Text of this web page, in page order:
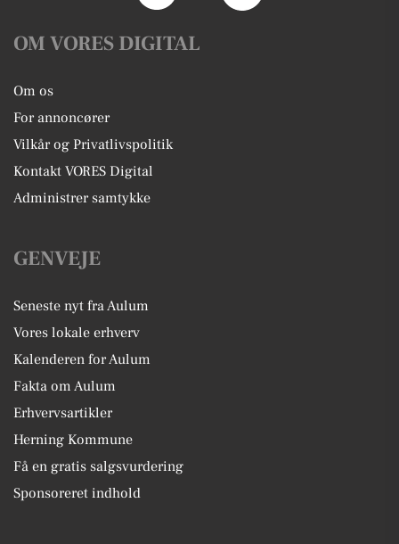
OM VORES DIGITAL
Om os
For annoncører
Vilkår og Privatlivspolitik
Kontakt VORES Digital
Administrer samtykke
GENVEJE
Seneste nyt fra Aulum
Vores lokale erhverv
Kalenderen for Aulum
Fakta om Aulum
Erhvervsartikler
Herning Kommune
Få en gratis salgsvurdering
Sponsoreret indhold